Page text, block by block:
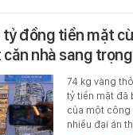
đồng tiền mặt
nhà sang trọng
74 kg vàng
tỷ tiền mặt đã
của một công
nhiều đại án